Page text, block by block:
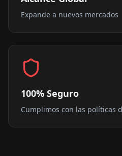
Expande a nuevos mercados
100% Seguro
Cumplimos con las políticas